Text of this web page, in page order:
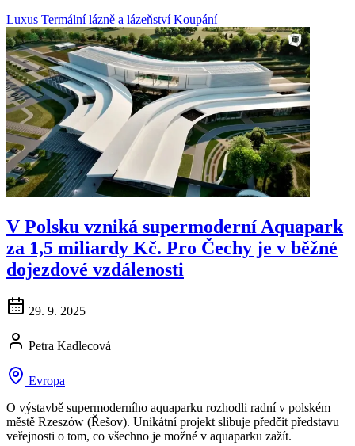
Luxus Termální lázně a lázeňství Koupání
V Polsku vzniká supermoderní Aquapark
za 1,5 miliardy Kč. Pro Čechy je v běžné
dojezdové vzdálenosti
29. 9. 2025
Petra Kadlecová
Evropa
O výstavbě supermoderního aquaparku rozhodli radní v polském
městě Rzeszów (Řešov). Unikátní projekt slibuje předčit představu
veřejnosti o tom, co všechno je možné v aquaparku zažít.